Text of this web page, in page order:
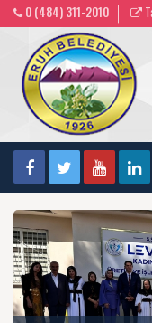
0 (484) 311-2010